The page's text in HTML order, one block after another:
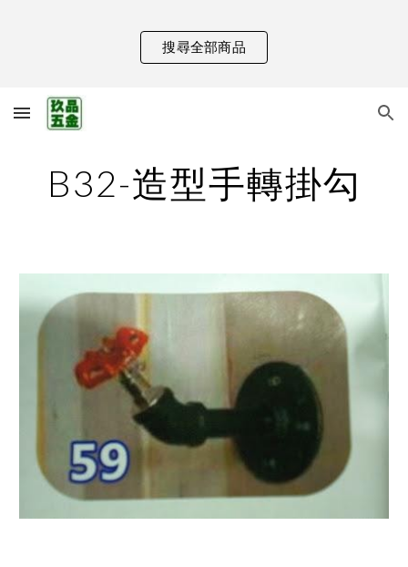
Skip to main content
搜尋全部商品
B32-造型手轉掛勾